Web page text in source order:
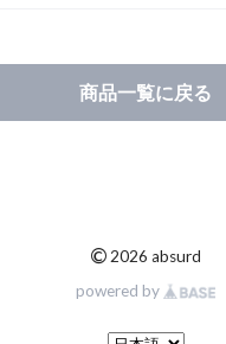
商品一覧に戻る
©2026 absurd
powered by